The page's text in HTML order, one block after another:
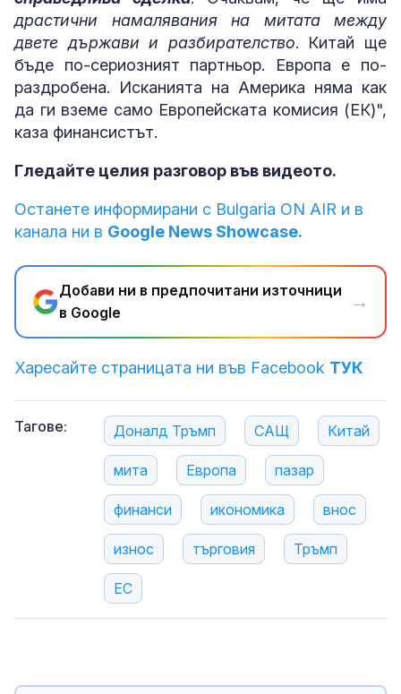
драстични намалявания на митата между
двете държави и разбирателство. Китай ще
бъде по-сериозният партньор. Европа е по-
раздробена. Исканията на Америка няма как
да ги вземе само Европейската комисия (ЕК)",
каза финансистът.
Гледайте целия разговор във видеото.
Останете информирани с Bulgaria ON AIR и в
канала ни в Google News Showcase.
Добави ни в предпочитани източници
в Google
→
Харесайте страницата ни във Facebook ТУК
Тагове: Доналд Тръмп САЩ Китай
мита Европа пазар
финанси икономика внос
износ търговия Тръмп
ЕС